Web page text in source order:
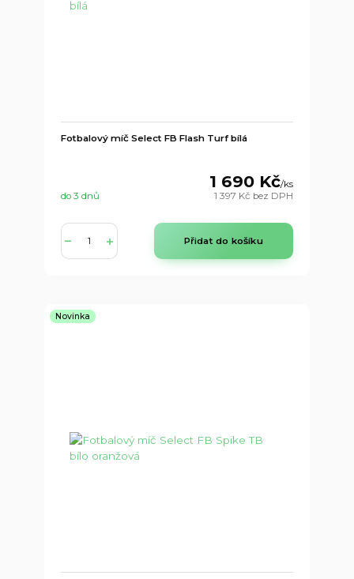
Fotbalový míč Select FB Flash Turf bílá
1 690 Kč/ks
1 397 Kč bez DPH
do 3 dnů
Přidat do košíku
Novinka